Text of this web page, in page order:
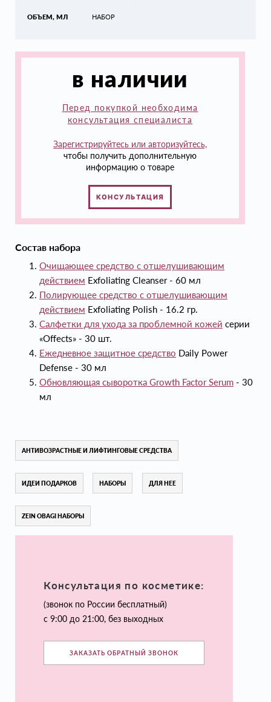
ОБЪЕМ, МЛ НАБОР
в наличии
Перед покупкой необходима
консультация специалиста
Зарегистрируйтесь или авторизуйтесь,
чтобы получить дополнительную
информацию о товаре
КОНСУЛЬТАЦИЯ
Состав набора
Очищающее средство с отшелушивающим
действием Exfoliating Cleanser - 60 мл
Полирующее средство с отшелушивающим
действием Exfoliating Polish - 16.2 гр.
Салфетки для ухода за проблемной кожей серии
«Offects» - 30 шт.
Ежедневное защитное средство Daily Power
Defense - 30 мл
Обновляющая сыворотка Growth Factor Serum - 30
мл
АНТИВОЗРАСТНЫЕ И ЛИФТИНГОВЫЕ СРЕДСТВА
ИДЕИ ПОДАРКОВ НАБОРЫ ДЛЯ НЕЕ
ZEIN OBAGI НАБОРЫ
Консультация по косметике:
(звонок по России бесплатный)
с 9:00 до 21:00, без выходных
ЗАКАЗАТЬ ОБРАТНЫЙ ЗВОНОК